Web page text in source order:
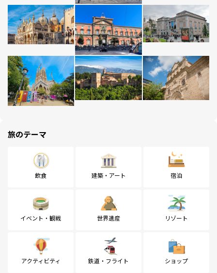
旅のテーマ
飲食 建築・アート 宿泊
イベント・観戦 世界遺産 リゾート
アクティビティ 鉄道・フライト ショップ